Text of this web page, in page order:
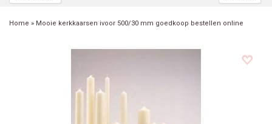
Home » Mooie kerkkaarsen ivoor 500/30 mm goedkoop bestellen online